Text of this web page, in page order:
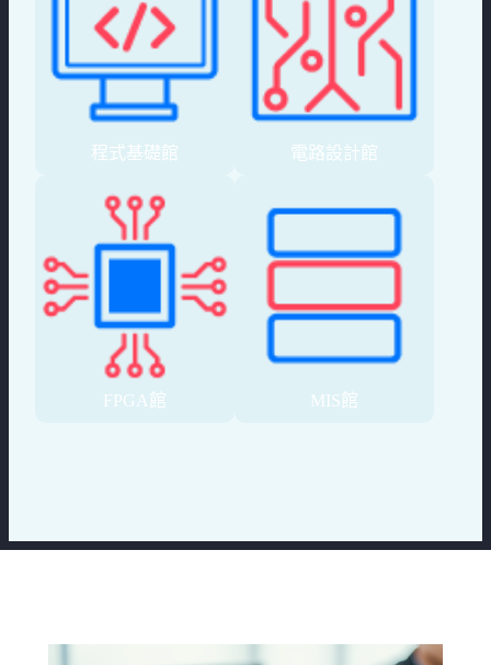
程式基礎館 電路設計館
FPGA館 MIS館